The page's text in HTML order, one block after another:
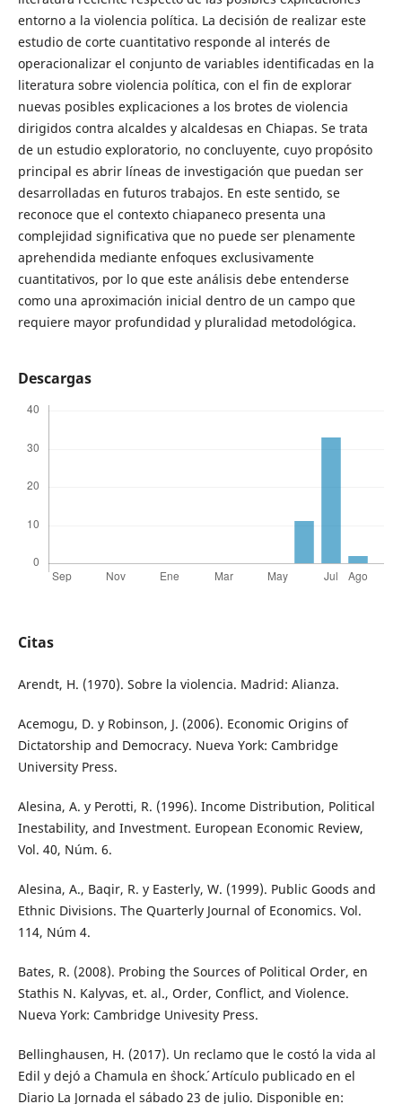
entorno a la violencia política. La decisión de realizar este
estudio de corte cuantitativo responde al interés de
operacionalizar el conjunto de variables identificadas en la
literatura sobre violencia política, con el fin de explorar
nuevas posibles explicaciones a los brotes de violencia
dirigidos contra alcaldes y alcaldesas en Chiapas. Se trata
de un estudio exploratorio, no concluyente, cuyo propósito
principal es abrir líneas de investigación que puedan ser
desarrolladas en futuros trabajos. En este sentido, se
reconoce que el contexto chiapaneco presenta una
complejidad significativa que no puede ser plenamente
aprehendida mediante enfoques exclusivamente
cuantitativos, por lo que este análisis debe entenderse
como una aproximación inicial dentro de un campo que
requiere mayor profundidad y pluralidad metodológica.
Descargas
Citas
Arendt, H. (1970). Sobre la violencia. Madrid: Alianza.
Acemogu, D. y Robinson, J. (2006). Economic Origins of
Dictatorship and Democracy. Nueva York: Cambridge
University Press.
Alesina, A. y Perotti, R. (1996). Income Distribution, Political
Inestability, and Investment. European Economic Review,
Vol. 40, Núm. 6.
Alesina, A., Baqir, R. y Easterly, W. (1999). Public Goods and
Ethnic Divisions. The Quarterly Journal of Economics. Vol.
114, Núm 4.
Bates, R. (2008). Probing the Sources of Political Order, en
Stathis N. Kalyvas, et. al., Order, Conflict, and Violence.
Nueva York: Cambridge Univesity Press.
Bellinghausen, H. (2017). Un reclamo que le costó la vida al
Edil y dejó a Chamula en `shock´. Artículo publicado en el
Diario La Jornada el sábado 23 de julio. Disponible en: